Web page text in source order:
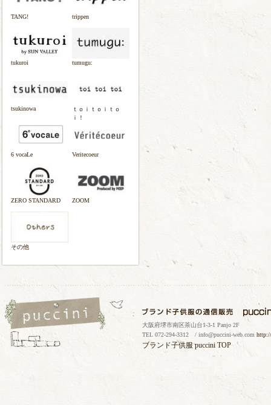
TANG! trippen
tukuroi tumugu:
tsukinowa
ｔｏｉｔｏｉｔｏ
ｉ！
6 vocaLe Veritecoeur
ZERO STANDARD ZOOM
その他
大阪府堺市南区茶山台1-3-1 Panjo 2F
TEL 072-294-3312 / info@puccini-web.com
ブランド子供服puccini TOP